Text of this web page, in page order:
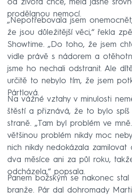
od života chce, měla jasně
prodělanou nemocí.
„Nepotřebovala jsem
že jsou důležitější věci,“ řekla
Showtime. „Do toho, že jsem
vidle právě s nádorem a
jsme ho nechali odstranit. Ale
určitě to nebylo tím, že jsem
Pártlová.
Na vážné vztahy v minulosti
štěstí a přiznává, že to bylo
straně. „Tam byl problém ve
většinou problém nikdy moc
nich nikdy nedokázala
dva měsíce ani za půl roku,
odcházela,“ popsala.
Panem božským se nakonec
branže. Pár dal dohromady